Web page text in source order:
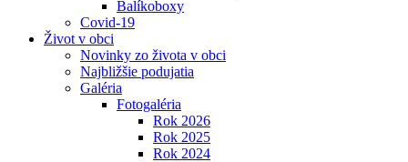
Balíkoboxy
Covid-19
Život v obci
Novinky zo života v obci
Najbližšie podujatia
Galéria
Fotogaléria
Rok 2026
Rok 2025
Rok 2024